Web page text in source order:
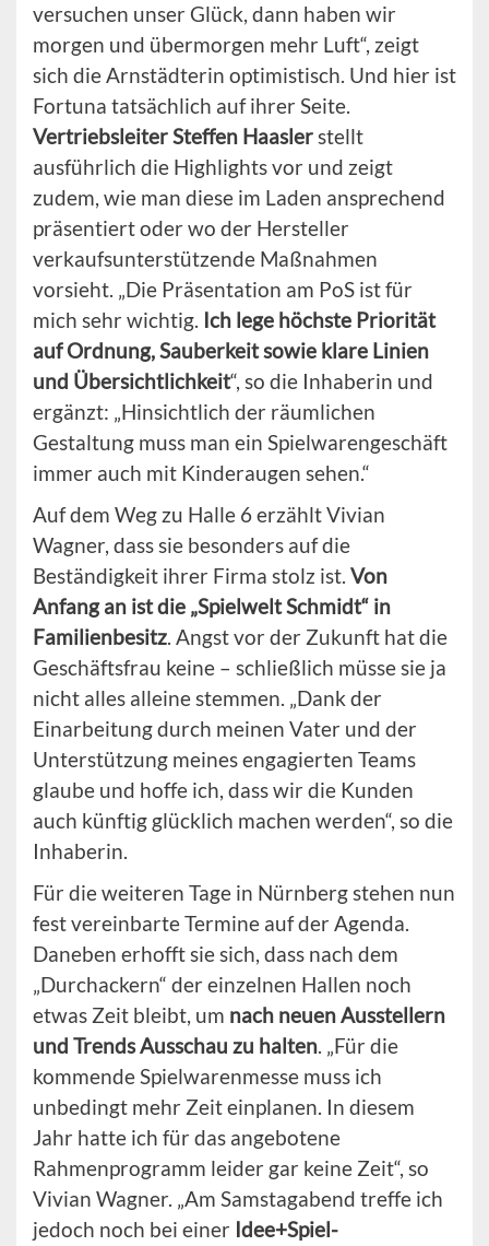
versuchen unser Glück, dann haben wir
morgen und übermorgen mehr Luft“, zeigt
sich die Arnstädterin optimistisch. Und hier ist
Fortuna tatsächlich auf ihrer Seite.
Vertriebsleiter Steffen Haaslerstellt
ausführlich die Highlights vor und zeigt
zudem, wie man diese im Laden ansprechend
präsentiert oder wo der Hersteller
verkaufsunterstützende Maßnahmen
vorsieht. „Die Präsentation am PoS ist für
mich sehr wichtig. Ich lege höchste Priorität
auf Ordnung, Sauberkeit sowie klare Linien
und Übersichtlichkeit“, so die Inhaberin und
ergänzt: „Hinsichtlich der räumlichen
Gestaltung muss man ein Spielwarengeschäft
immer auch mit Kinderaugen sehen.“
Auf dem Weg zu Halle 6 erzählt Vivian
Wagner, dass sie besonders auf die
Beständigkeit ihrer Firma stolz ist. Von
Anfang an ist die „Spielwelt Schmidt“ in
Familienbesitz. Angst vor der Zukunft hat die
Geschäftsfrau keine – schließlich müsse sie ja
nicht alles alleine stemmen. „Dank der
Einarbeitung durch meinen Vater und der
Unterstützung meines engagierten Teams
glaube und hoffe ich, dass wir die Kunden
auch künftig glücklich machen werden“, so die
Inhaberin.
Für die weiteren Tage in Nürnberg stehen nun
fest vereinbarte Termine auf der Agenda.
Daneben erhofft sie sich, dass nach dem
„Durchackern“ der einzelnen Hallen noch
etwas Zeit bleibt, um nach neuen Ausstellern
und Trends Ausschau zu halten. „Für die
kommende Spielwarenmesse muss ich
unbedingt mehr Zeit einplanen. In diesem
Jahr hatte ich für das angebotene
Rahmenprogramm leider gar keine Zeit“, so
Vivian Wagner. „Am Samstagabend treffe ich
jedoch noch bei einer Idee+Spiel-